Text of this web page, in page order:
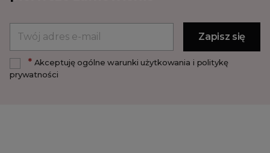
*Akceptuję ogólne warunki użytkowania i politykę
prywatności